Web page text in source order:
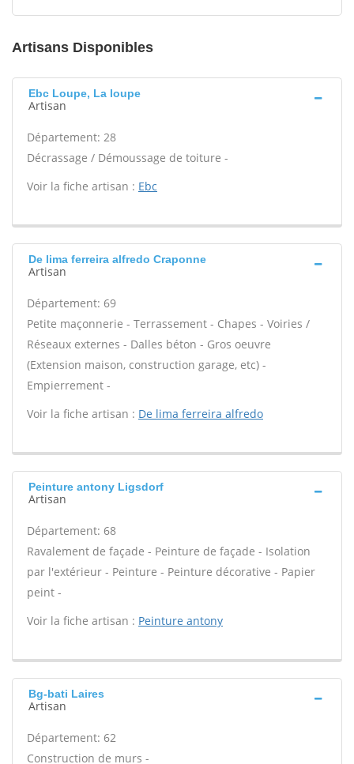
Artisans Disponibles
Ebc Loupe, La loupe
Artisan
Département: 28
Décrassage / Démoussage de toiture -
Voir la fiche artisan : Ebc
De lima ferreira alfredo Craponne
Artisan
Département: 69
Petite maçonnerie - Terrassement - Chapes - Voiries /
Réseaux externes - Dalles béton - Gros oeuvre
(Extension maison, construction garage, etc) -
Empierrement -
Voir la fiche artisan : De lima ferreira alfredo
Peinture antony Ligsdorf
Artisan
Département: 68
Ravalement de façade - Peinture de façade - Isolation
par l'extérieur - Peinture - Peinture décorative - Papier
peint -
Voir la fiche artisan : Peinture antony
Bg-bati Laires
Artisan
Département: 62
Construction de murs -